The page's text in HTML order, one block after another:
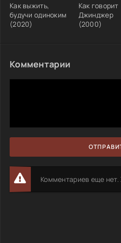
Как выжить,
будучи одиноким
(2020)
Как говорит
Джинджер
(2000)
Комментарии
Комментариев еще